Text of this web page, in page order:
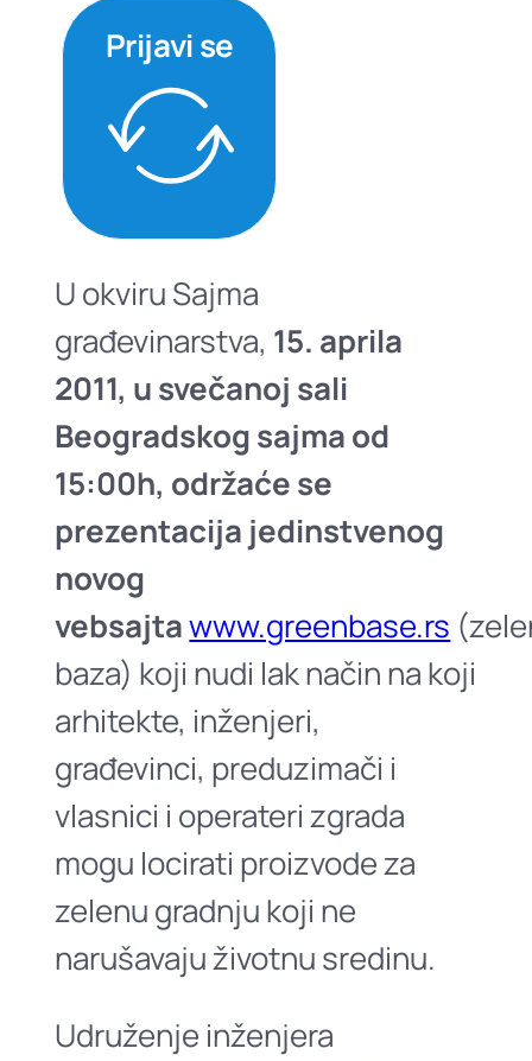
Prijavi se
U okviru Sajma
građevinarstva, 15. aprila
2011, u svečanoj sali
Beogradskog sajma od
15:00h, održaće se
prezentacija jedinstvenog
novog
vebsajtawww.greenbase.rs
baza) koji nudi lak način na koji
arhitekte, inženjeri,
građevinci, preduzimači i
vlasnici i operateri zgrada
mogu locirati proizvode za
zelenu gradnju koji ne
narušavaju životnu sredinu.
Udruženje inženjera